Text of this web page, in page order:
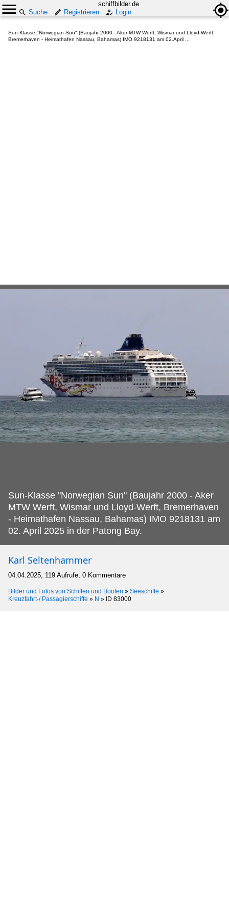
schiffbilder.de
Suche
Registrieren Login
Sun-Klasse "Norwegian Sun" (Baujahr 2000 - Aker MTW Werft, Wismar und Lloyd-Werft,
Bremerhaven - Heimathafen Nassau, Bahamas) IMO 9218131 am 02.April ...
Sun-Klasse "Norwegian Sun" (Baujahr 2000 - Aker
MTW Werft, Wismar und Lloyd-Werft, Bremerhaven
- Heimathafen Nassau, Bahamas) IMO 9218131 am
02. April 2025 in der Patong Bay.
Karl Seltenhammer
04.04.2025, 119 Aufrufe, 0 Kommentare
Bilder und Fotos von Schiffen und Booten » Seeschiffe »
Kreuzfahrt-/ Passagierschiffe » N » ID 83000